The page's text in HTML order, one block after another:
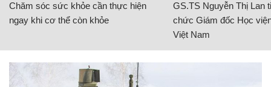
Chăm sóc sức khỏe cần thực hiện
ngay khi cơ thể còn khỏe
GS.TS Nguyễn Thị Lan
chức Giám đốc Học
Việt Nam